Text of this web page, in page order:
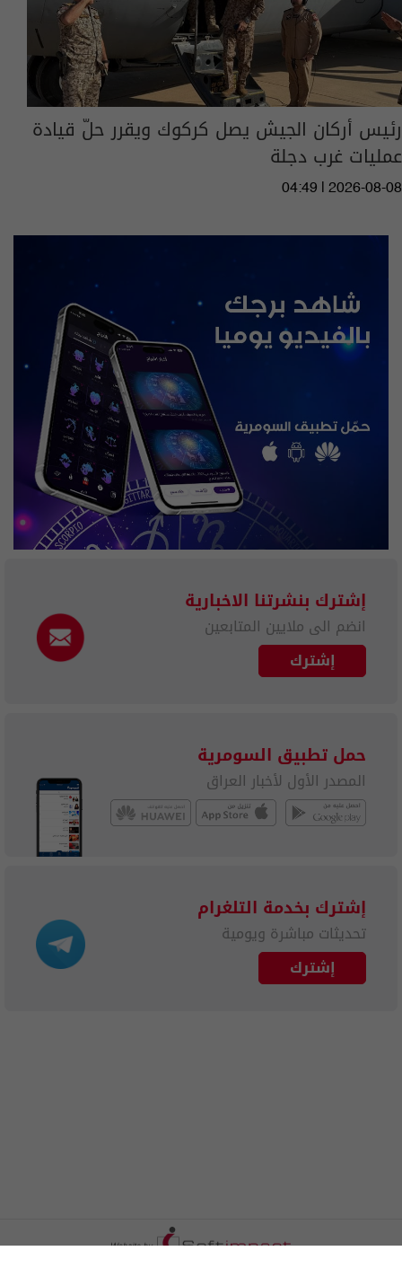
رئيس أركان الجيش يصل كركوك ويقرر حلّ قيادة
عمليات غرب دجلة
04:49 | 2026-08-08
إشترك بنشرتنا الاخبارية
انضم الى ملايين المتابعين
إشترك
حمل تطبيق السومرية
المصدر الأول لأخبار العراق
إشترك بخدمة التلغرام
تحديثات مباشرة ويومية
إشترك